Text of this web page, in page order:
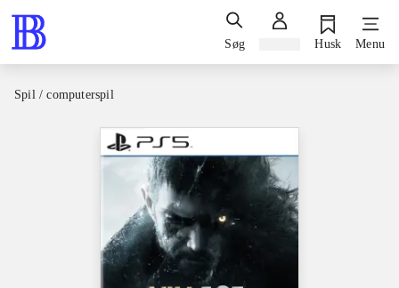
Søg Husk Menu
Spil / computerspil